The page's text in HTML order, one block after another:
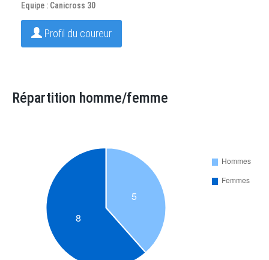
Equipe : Canicross 30
Profil du coureur
Répartition homme/femme